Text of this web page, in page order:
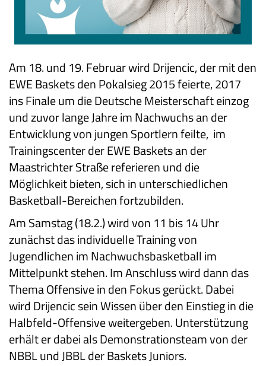
Am 18. und 19. Februar wird Drijencic, der mit den
EWE Baskets den Pokalsieg 2015 feierte, 2017
ins Finale um die Deutsche Meisterschaft einzog
und zuvor lange Jahre im Nachwuchs an der
Entwicklung von jungen Sportlern feilte, im
Trainingscenter der EWE Baskets an der
Maastrichter Straße referieren und die
Möglichkeit bieten, sich in unterschiedlichen
Basketball-Bereichen fortzubilden.
Am Samstag (18.2.) wird von 11 bis 14 Uhr
zunächst das individuelle Training von
Jugendlichen im Nachwuchsbasketball im
Mittelpunkt stehen. Im Anschluss wird dann das
Thema Offensive in den Fokus gerückt. Dabei
wird Drijencic sein Wissen über den Einstieg in die
Halbfeld-Offensive weitergeben. Unterstützung
erhält er dabei als Demonstrationsteam von der
NBBL und JBBL der Baskets Juniors.